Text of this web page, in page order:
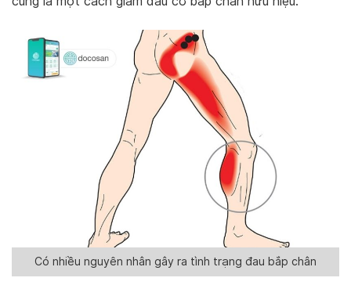
Có nhiều nguyên nhân gây ra tình trạng đau bắp chân